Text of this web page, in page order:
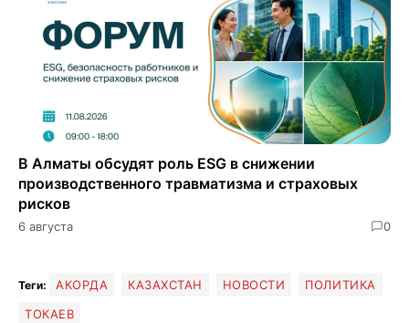
В Алматы обсудят роль ESG в снижении
производственного травматизма и страховых
рисков
6 августа 0
Теги: АКОРДА КАЗАХСТАН НОВОСТИ
ПОЛИТИКА
ТОКАЕВ